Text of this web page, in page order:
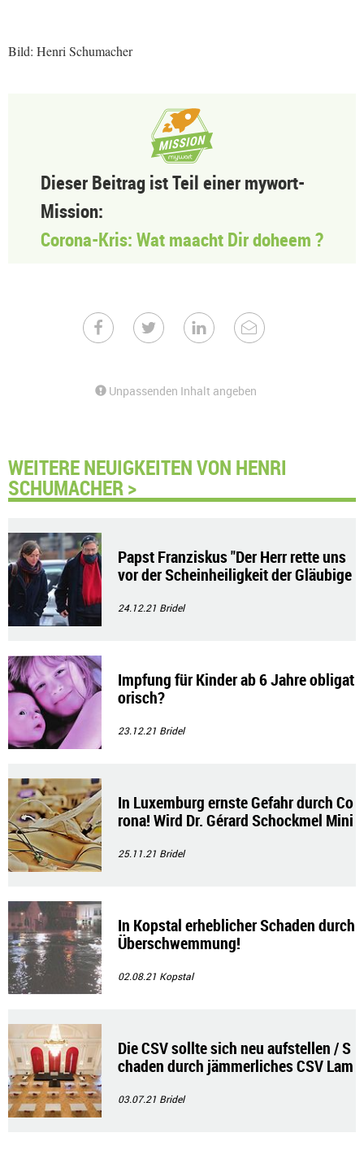
Bild: Henri Schumacher
Dieser Beitrag ist Teil einer mywort-
Mission:
Corona-Kris: Wat maacht Dir doheem ?
Unpassenden Inhalt angeben
WEITERE NEUIGKEITEN VON HENRI
SCHUMACHER >
Papst Franziskus "Der Herr rette uns
vor der Scheinheiligkeit der Gläubige
24.12.21 Bridel
Impfung für Kinder ab 6 Jahre obligat
orisch?
23.12.21 Bridel
In Luxemburg ernste Gefahr durch Co
rona! Wird Dr. Gérard Schockmel Mini
25.11.21 Bridel
In Kopstal erheblicher Schaden durch
Überschwemmung!
02.08.21 Kopstal
Die CSV sollte sich neu aufstellen / S
chaden durch jämmerliches CSV Lam
03.07.21 Bridel